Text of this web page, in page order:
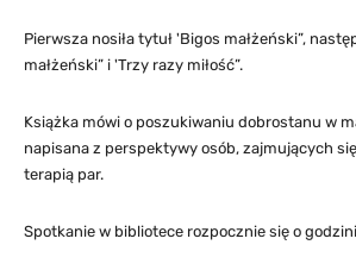
Pierwsza nosiła tytuł 'Bigos małżeński”,
małżeński” i 'Trzy razy miłość”.
Książka mówi o poszukiwaniu dobrostanu w
napisana z perspektywy osób, zajmujących
terapią par.
Spotkanie w bibliotece rozpocznie się o